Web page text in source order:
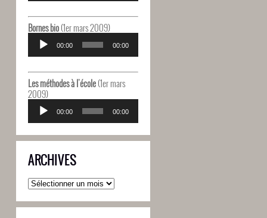
Bornes bio(1er mars 2009)
Lecteur
audio
00:00 00:00
Les méthodes à l'école(1er mars
2009)
Lecteur
audio
00:00 00:00
ARCHIVES
Archives